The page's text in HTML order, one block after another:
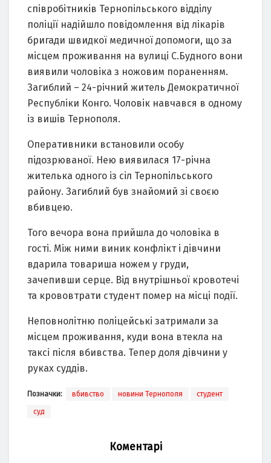
співробітників Тернопільського відділу
поліції надійшло повідомлення від лікарів
бригади швидкої медичної допомоги, що за
місцем проживання на вулиці С.Будного вони
виявили чоловіка з ножовим пораненням.
Загиблий – 24-річний житель Демократичної
Республіки Конго. Чоловік навчався в одному
із вишів Тернополя.
Оперативники встановили особу
підозрюваної. Нею виявилася 17-річна
жителька одного із сіл Тернопільського
району. Загиблий був знайомий зі своєю
вбивцею.
Того вечора вона прийшла до чоловіка в
гості. Між ними виник конфлікт і дівчини
вдарила товариша ножем у груди,
зачепивши серце. Від внутрішньої кровотечі
та крововтрати студент помер на місці події.
Неповнолітню поліцейські затримали за
місцем проживання, куди вона втекла на
таксі після вбивства. Тепер доля дівчини у
руках суддів.
Позначки: вбивство новини Тернополя студент
суд
Коментарі